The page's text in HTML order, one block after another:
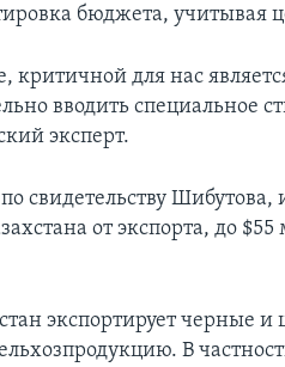
бюджета, учитывая
критичной для нас
вводить специальное
эксперт.
свидетельству
от экспорта, до
экспортирует черные и
В